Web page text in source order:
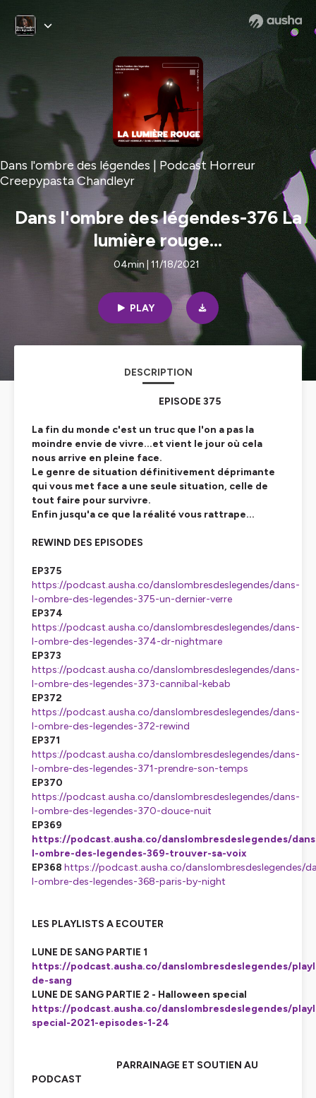
Dans l'ombre des légendes | Podcast Horreur
Creepypasta Chandleyr
Dans l'ombre des légendes-376 La
lumière rouge...
04min | 11/18/2021
PLAY
DESCRIPTION
EPISODE 375
La fin du monde c'est un truc que l'on a pas la
moindre envie de vivre...et vient le jour où cela
nous arrive en pleine face.
Le genre de situation définitivement déprimante
qui vous met face a une seule situation, celle de
tout faire pour survivre.
Enfin jusqu'a ce que la réalité vous rattrape...
REWIND DES EPISODES
EP375
https://podcast.ausha.co/danslombresdeslegendes/dans-
l-ombre-des-legendes-375-un-dernier-verre
EP374
https://podcast.ausha.co/danslombresdeslegendes/dans-
l-ombre-des-legendes-374-dr-nightmare
EP373
https://podcast.ausha.co/danslombresdeslegendes/dans-
l-ombre-des-legendes-373-cannibal-kebab
EP372
https://podcast.ausha.co/danslombresdeslegendes/dans-
l-ombre-des-legendes-372-rewind
EP371
https://podcast.ausha.co/danslombresdeslegendes/dans-
l-ombre-des-legendes-371-prendre-son-temps
EP370
https://podcast.ausha.co/danslombresdeslegendes/dans-
l-ombre-des-legendes-370-douce-nuit
EP369
https://podcast.ausha.co/danslombresdeslegendes/
l-ombre-des-legendes-369-trouver-sa-voix
EP368 https://podcast.ausha.co/danslombresdeslegendes/
l-ombre-des-legendes-368-paris-by-night
LES PLAYLISTS A ECOUTER
LUNE DE SANG PARTIE 1
https://podcast.ausha.co/danslombresdeslegendes/
de-sang
LUNE DE SANG PARTIE 2 - Halloween special
https://podcast.ausha.co/danslombresdeslegendes/
special-2021-episodes-1-24
PARRAINAGE ET SOUTIEN AU
PODCAST